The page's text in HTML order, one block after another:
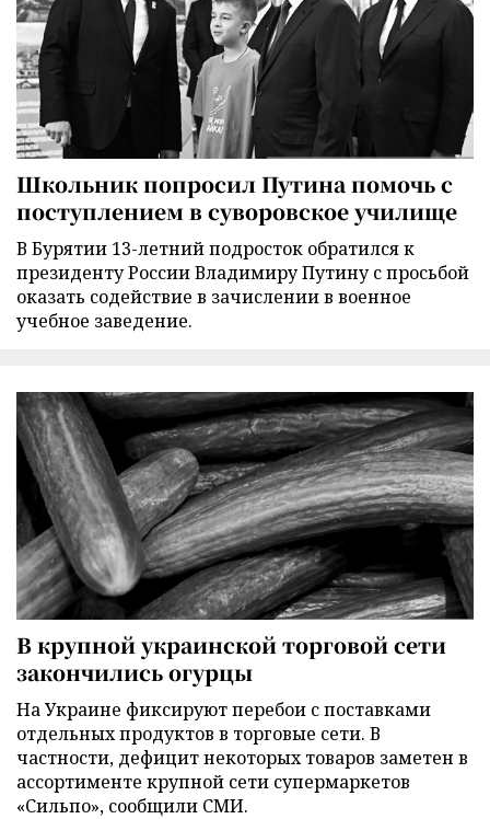
Школьник попросил Путина помочь с
поступлением в суворовское училище
В Бурятии 13-летний подросток обратился к
президенту России Владимиру Путину с просьбой
оказать содействие в зачислении в военное
учебное заведение.
В крупной украинской торговой сети
закончились огурцы
На Украине фиксируют перебои с поставками
отдельных продуктов в торговые сети. В
частности, дефицит некоторых товаров заметен в
ассортименте крупной сети супермаркетов
«Сильпо», сообщили СМИ.